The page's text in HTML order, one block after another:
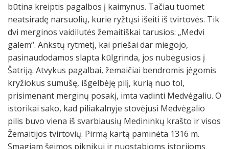
būtina kreiptis pagalbos į kaimynus. Tačiau tuomet
neatsiradę narsuolių, kurie ryžtųsi išeiti iš tvirtovės. Tik
dvi merginos vaidilutės žemaitiškai tarusios: „Medvi
galem“. Ankstų rytmetį, kai priešai dar miegojo,
pasinaudodamos slapta kūlgrinda, jos nubėgusios į
Šatriją. Atvykus pagalbai, žemaičiai bendromis jėgomis
kryžiokus sumušę, išgelbėję pilį, kurią nuo tol,
prisimenant merginų posakį, imta vadinti Medvėgaliu. O
istorikai sako, kad piliakalnyje stovėjusi Medvėgalio
pilis buvo viena iš svarbiausių Medininkų krašto ir visos
Žemaitijos tvirtovių. Pirmą kartą paminėta 1316 m.
Smagiam šeimos piknikui ir nuostabioms istorijoms